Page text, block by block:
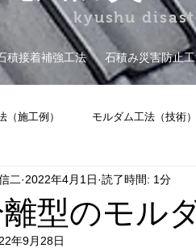
kyushu
積接着補強工法 石積み災害防止
（施工例） モルダム工法（技術）
崖相談 擁壁保証
型のモル
二 2022年4月1日 読了時間: 1分
年9月28日